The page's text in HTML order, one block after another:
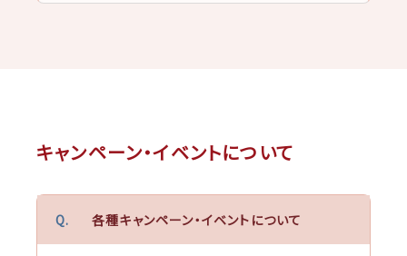
キャンペーン・イベントについて
各種キャンペーン・イベントについて